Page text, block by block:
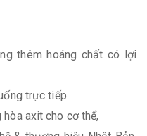
thêm hoáng chất có lợi
trực tiếp
axit cho cơ thể,